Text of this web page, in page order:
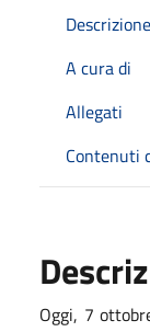
Descrizione
A cura di
Allegati
Contenuti
Oggi, 7